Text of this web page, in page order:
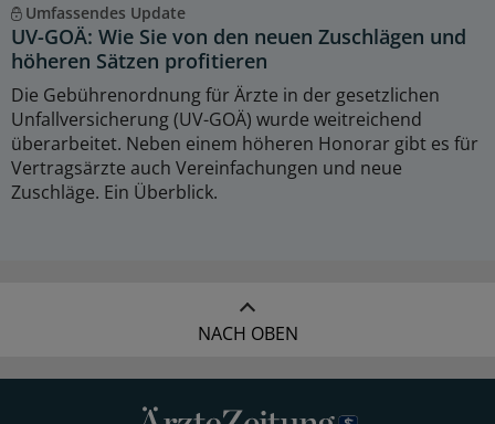
Umfassendes Update
UV-GOÄ: Wie Sie von den neuen Zuschlägen und
höheren Sätzen profitieren
Die Gebührenordnung für Ärzte in der gesetzlichen
Unfallversicherung (UV-GOÄ) wurde weitreichend
überarbeitet. Neben einem höheren Honorar gibt es für
Vertragsärzte auch Vereinfachungen und neue
Zuschläge. Ein Überblick.
NACH OBEN